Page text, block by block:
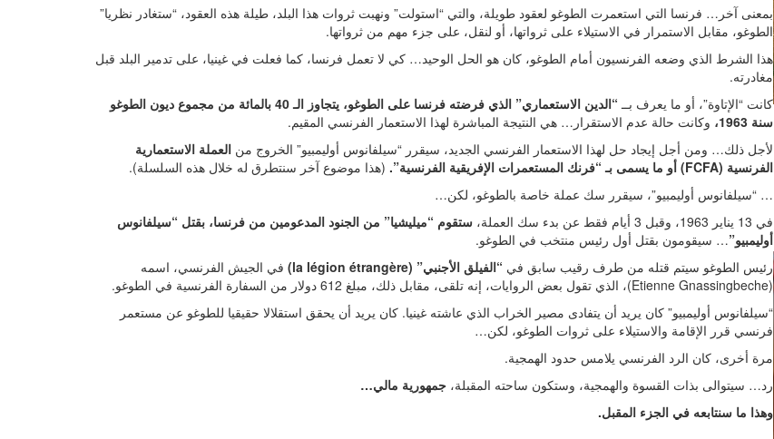
بمعنى آخر… فرنسا التي استعمرت الطوغو لعقود طويلة، والتي “استولت” ونهبت ثروات هذا البلد، طيلة هذه العقود، “ستغادر نظريا”
الطوغو، مقابل الاستمرار في الاستيلاء على ثرواتها، أو لنقل، على جزء مهم من ثرواتها.
هذا الشرط الذي وضعه الفرنسيون أمام الطوغو، كان هو الحل الوحيد… كي لا تعمل فرنسا، كما فعلت في غينيا، على تدمير البلد قبل
مغادرته.
كانت “الإتاوة”، أو ما يعرف بــ “الدين الاستعماري”
الذي فرضته فرنسا على الطوغو، يتجاوز الـ 40 بالمائة من مجموع ديون الطوغو
سنة 1963،
وكانت حالة عدم الاستقرار… هي النتيجة المباشرة لهذا الاستعمار الفرنسي المقيم.
لأجل ذلك… ومن أجل إيجاد حل لهذا الاستعمار الفرنسي الجديد، سيقرر “سيلفانوس أوليمبيو” الخروج من العملة الاستعمارية
الفرنسية (FCFA) أو ما يسمى بـ “فرنك المستعمرات الإفريقية الفرنسية”.
(هذا موضوع آخر سنتطرق له خلال هذه السلسلة).
… “سيلفانوس أوليمبيو”، سيقرر سك عملة خاصة بالطوغو، لكن…
في 13 يناير 1963، وقبل 3 أيام فقط عن بدء سك العملة،
ستقوم “ميليشيا” من الجنود المدعومين من فرنسا، بقتل “سيلفانوس
أوليمبيو”… سيقومون بقتل أول رئيس منتخب في الطوغو.
رئيس الطوغو سيتم قتله من طرف رقيب سابق في “الفيلق الأجنبي” (la légion étrangère)
في الجيش الفرنسي، اسمه
(Etienne Gnassingbeche)، الذي تقول بعض الروايات، إنه تلقى، مقابل ذلك، مبلغ 612 دولار من السفارة الفرنسية في الطوغو.
“سيلفانوس أوليمبيو” كان يريد أن يتفادى مصير الخراب الذي عاشته غينيا. كان يريد أن يحقق استقلالا حقيقيا للطوغو عن مستعمر
فرنسي قرر الإقامة والاستيلاء على ثروات الطوغو، لكن…
مرة أخرى، كان الرد الفرنسي يلامس حدود الهمجية.
رد… سيتوالى بذات القسوة والهمجية، وستكون ساحته المقبلة، جمهورية مالي…
وهذا ما سنتابعه في الجزء المقبل.